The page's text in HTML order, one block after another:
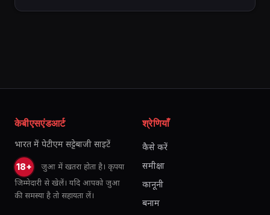
केबीएसएंडआर्ट
भारत में पेटीएम सट्टेबाजी साइटें
18+
जुआ में खतरा होता है। कृपया
जिम्मेदारी से खेलें। यदि आपको जुआ
की समस्या है तो सहायता लें।
श्रेणियाँ
कैसे करें
समीक्षा
कानूनी
बनाम